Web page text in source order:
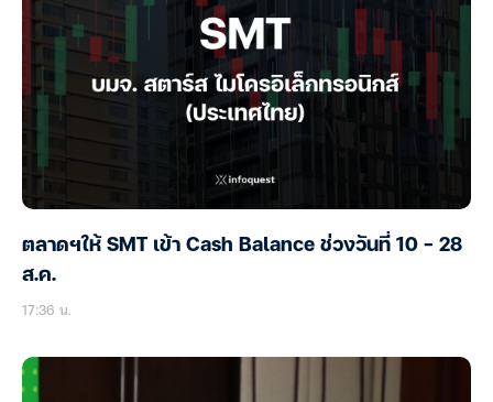
ตลาดฯให้ SMT เข้า Cash Balance ช่วงวันที่ 10 – 28
ส.ค.
17:36 น.